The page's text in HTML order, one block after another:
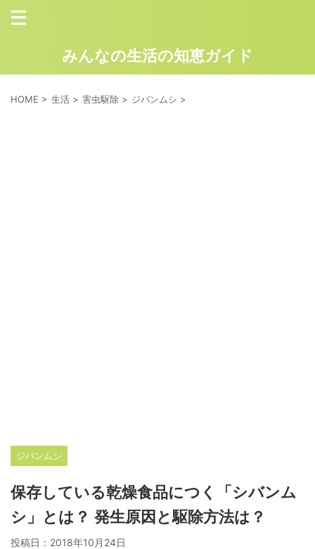
みんなの生活の知恵ガイド
HOME > 生活 > 害虫駆除 > ジバンムシ >
ジバンムシ
保存している乾燥食品につく「シバンム
シ」とは？ 発生原因と駆除方法は？
投稿日： 2018年10月24日